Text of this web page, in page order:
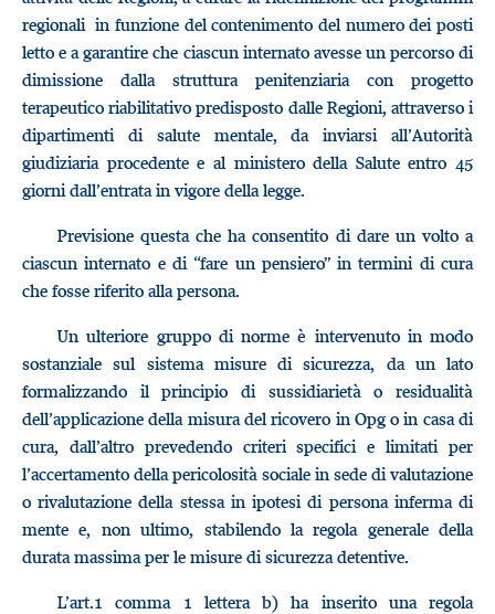
regionali in funzione del contenimento del numero dei posti
letto e a garantire che ciascun internato avesse un percorso di
dimissione dalla struttura penitenziaria con progetto
terapeutico riabilitativo predisposto dalle Regioni, attraverso i
dipartimenti di salute mentale, da inviarsi all’Autorità
giudiziaria procedente e al ministero della Salute entro 45
giorni dall’entrata in vigore della legge.
Previsione questa che ha consentito di dare un volto a
ciascun internato e di “fare un pensiero” in termini di cura
che fosse riferito alla persona.
Un ulteriore gruppo di norme è intervenuto in modo
sostanziale sul sistema misure di sicurezza, da un lato
formalizzando il principio di sussidiarietà o residualità
dell’applicazione della misura del ricovero in Opg o in casa di
cura, dall’altro prevedendo criteri specifici e limitati per
l’accertamento della pericolosità sociale in sede di valutazione
o rivalutazione della stessa in ipotesi di persona inferma di
mente e, non ultimo, stabilendo la regola generale della
durata massima per le misure di sicurezza detentive.
L’art.1 comma 1 lettera b) ha inserito una regola